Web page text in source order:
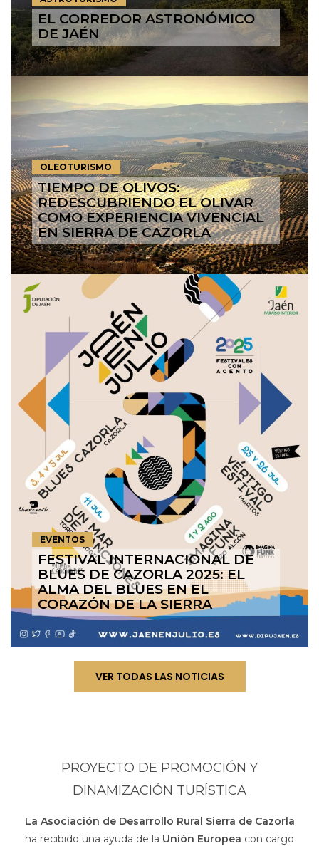
EL CORREDOR ASTRONÓMICO
DE JAÉN
OLEOTURISMO
TIEMPO DE OLIVOS:
REDESCUBRIENDO EL OLIVAR
COMO EXPERIENCIA VIVENCIAL
EN SIERRA DE CAZORLA
EVENTOS
FESTIVAL INTERNACIONAL DE
BLUES DE CAZORLA 2025: EL
ALMA DEL BLUES EN EL
CORAZÓN DE LA SIERRA
VER TODAS LAS NOTICIAS
PROYECTO DE PROMOCIÓN Y
DINAMIZACIÓN TURÍSTICA
La Asociación de Desarrollo Rural Sierra de Cazorla
ha recibido una ayuda de la Unión Europea con cargo